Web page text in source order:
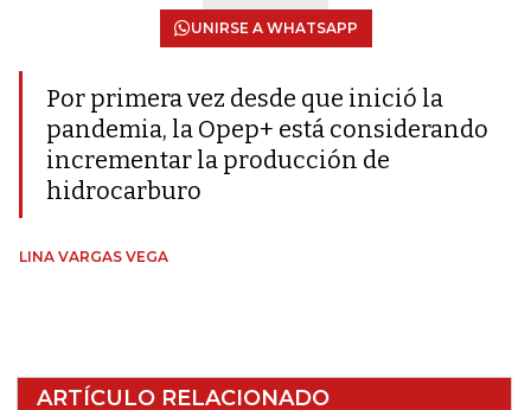
UNIRSE A WHATSAPP
Por primera vez desde que inició la
pandemia, la Opep+ está considerando
incrementar la producción de
hidrocarburo
LINA VARGAS VEGA
ARTÍCULO RELACIONADO